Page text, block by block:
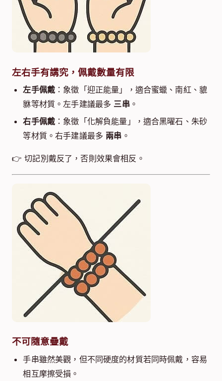
左右手有講究，佩戴數量有限
左手佩戴 ：象徵「迎正能量」，適合蜜蠟、南紅、貔
貅等材質。左手建議最多 三串。
右手佩戴 ：象徵「化解負能量」，適合黑曜石、朱砂
等材質。右手建議最多 兩串 。
👉 切記別戴反了，否則效果會相反。
不可隨意疊戴
手串雖然美觀，但不同硬度的材質若同時佩戴，容易
相互摩擦受損。